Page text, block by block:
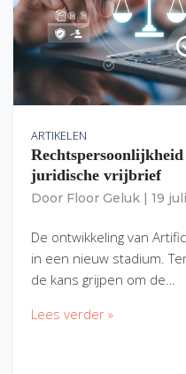
ARTIKELEN
juridische vrijbrief
Door Floor Geluk 19
De ontwikkeling van
in een nieuw stadium.
de kans grijpen om de…
Lees verder »